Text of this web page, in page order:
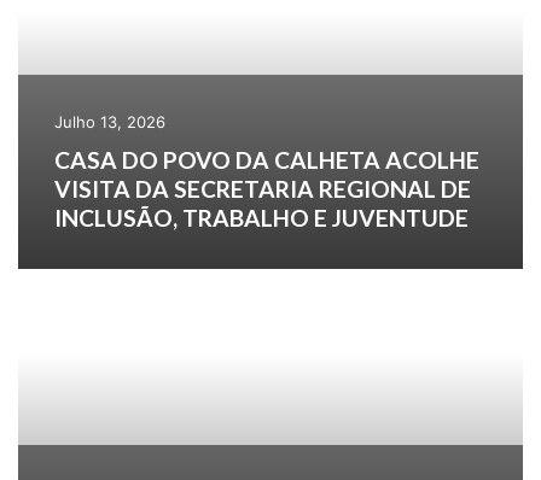
Julho 13, 2026
CASA DO POVO DA CALHETA ACOLHE
VISITA DA SECRETARIA REGIONAL DE
INCLUSÃO, TRABALHO E JUVENTUDE